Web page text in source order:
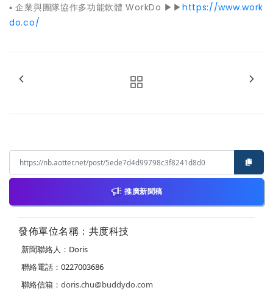
▪ 企業與團隊協作多功能軟體 WorkDo ▶▶ https://www.work
do.co/
推廣新聞稿
發佈單位名稱：共度科技
新聞聯絡人：Doris
聯絡電話：0227003686
聯絡信箱： doris.chu@buddydo.com